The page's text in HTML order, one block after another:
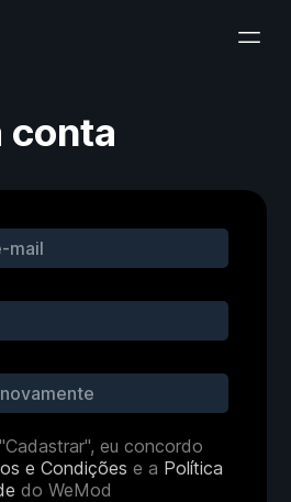
conta
eu concordo
e Condições e a Política
do WeMod